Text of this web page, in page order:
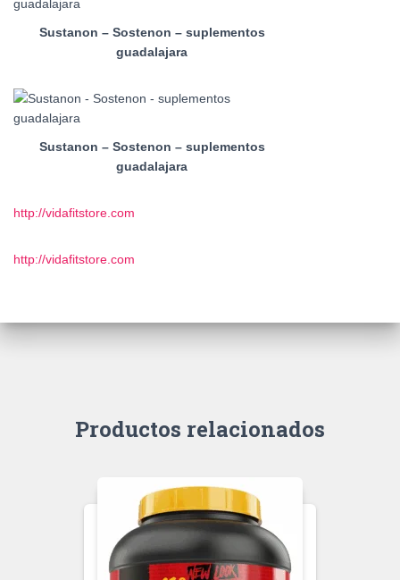
Sustanon – Sostenon – suplementos
guadalajara
Sustanon – Sostenon – suplementos
guadalajara
http://vidafitstore.com
http://vidafitstore.com
Productos relacionados